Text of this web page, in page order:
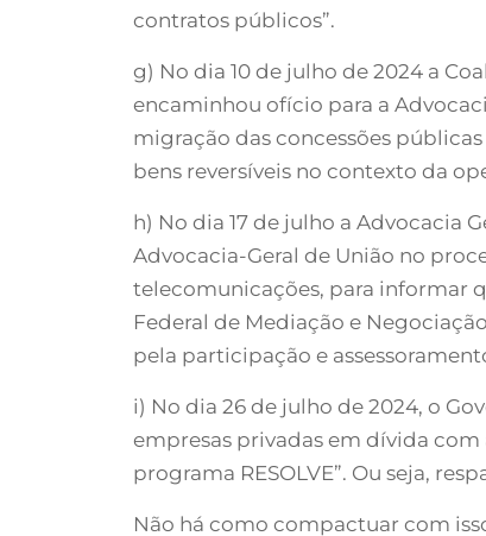
contratos públicos”.
g) No dia 10 de julho de 2024 a
encaminhou ofício para a
migração das concessões
bens reversíveis no contexto da
h) No dia 17 de julho a Advocacia
Advocacia-Geral de União no
telecomunicações, para informar
Federal de Mediação e
pela participação e
i) No dia 26 de julho de 2024, o
empresas privadas em dívida com
programa RESOLVE”. Ou seja,
Não há como compactuar com